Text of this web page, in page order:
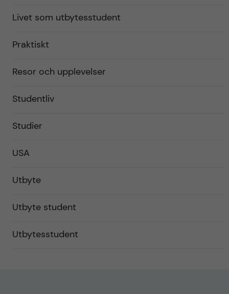
Livet som utbytesstudent
Praktiskt
Resor och upplevelser
Studentliv
Studier
USA
Utbyte
Utbyte student
Utbytesstudent